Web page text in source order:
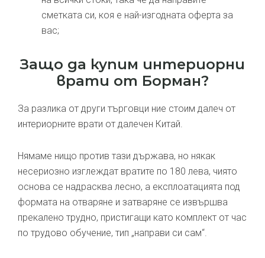
сметката си, коя е най-изгодната оферта за
вас;
Защо да купим интериорни
врати от Борман?
За разлика от други търговци ние стоим далеч от
интериорните врати от далечен Китай.
Нямаме нищо против тази държава, но някак
несериозно изглеждат вратите по 180 лева, чиято
основа се надрасква лесно, а експлоатацията под
формата на отваряне и затваряне се извършва
прекалено трудно, пристигащи като комплект от час
по трудово обучение, тип „направи си сам“.